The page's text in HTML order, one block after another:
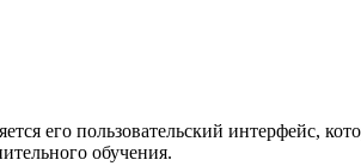
его пользовательский интерфейс,
обучения.